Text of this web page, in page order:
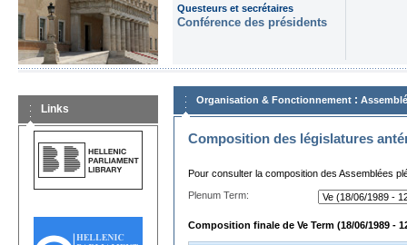
Questeurs et secrétaires
Conférence des présidents
Links
Organisation & Fonctionnement :
Composition des législatures
Pour consulter la composition des Assemblées
Plenum Term:
Composition finale de Ve Term (18/06/1989 -